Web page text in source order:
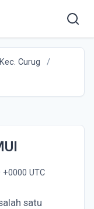
Kec. Curug
UTC
satu